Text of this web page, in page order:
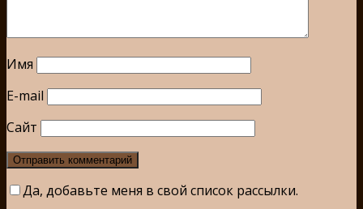
Имя
E-mail
Сайт
Да, добавьте меня в свой список рассылки.